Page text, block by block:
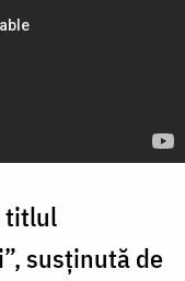
titlul
susținută de